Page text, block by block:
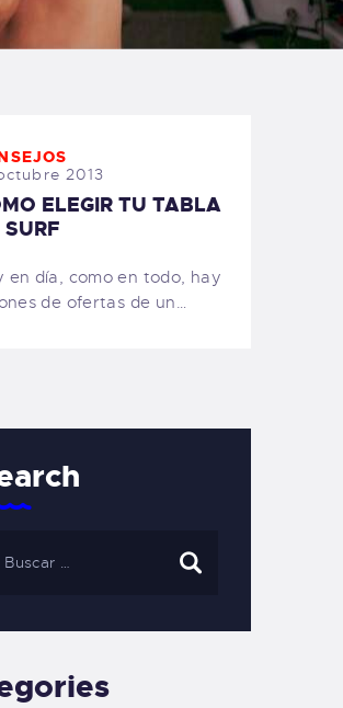
FAMILY SURFERS
SALINAS
2013
ELEGIR TU TABLA
SURF
en día, como en todo, hay
de ofertas de un…